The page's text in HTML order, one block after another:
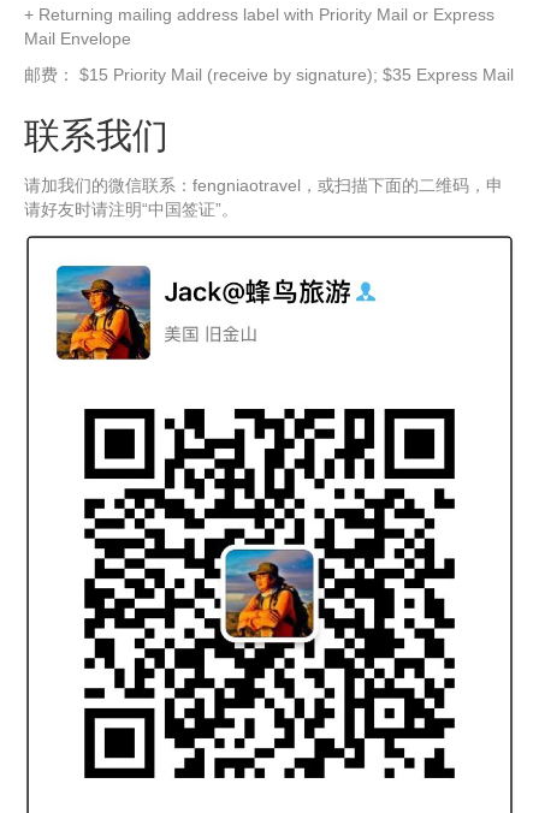
+ Returning mailing address label with Priority Mail or Express
Mail Envelope
邮费： $15 Priority Mail (receive by signature); $35 Express Mail
联系我们
请加我们的微信联系：fengniaotravel，或扫描下面的二维码，申
请好友时请注明“中国签证”。